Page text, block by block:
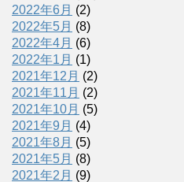
2022年6月 (2)
2022年5月 (8)
2022年4月 (6)
2022年1月 (1)
2021年12月 (2)
2021年11月 (2)
2021年10月 (5)
2021年9月 (4)
2021年8月 (5)
2021年5月 (8)
2021年2月 (9)